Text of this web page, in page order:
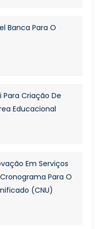
Banca Para O
Para Criação De
Educacional
Em Serviços
Para O
(CNU)